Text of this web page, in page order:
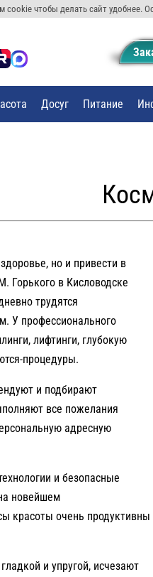
cookie чтобы делать сайт удобнее.
Досуг Питание
но и привести в
Горького в Кисловодске
трудятся
У профессионального
лифтинги, глубокую
процедуры.
и подбирают
все пожелания
адресную
и безопасные
новейшем
красоты очень продуктивны
и упругой, исчезают